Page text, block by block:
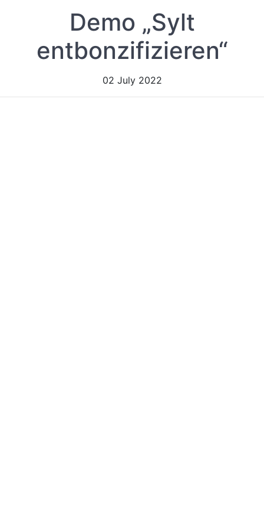
Demo „Sylt
entbonzifizieren“
02 July 2022